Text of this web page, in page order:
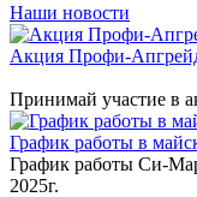
Наши новости
Акция Профи-
Принимай участие в
График работы в
График работы Си-
2025г.